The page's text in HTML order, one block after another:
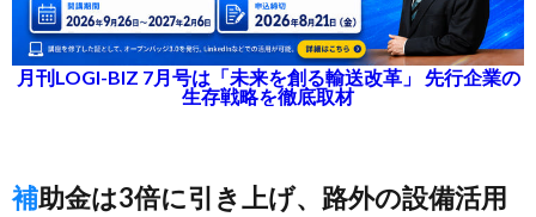
月刊LOGI-BIZ 7月号は「未来を創る輸送改革」 先行企業の
生存戦略を徹底取材
補助金は3倍に引き上げ、路外の設備活用